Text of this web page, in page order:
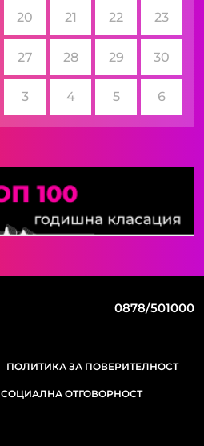
20 21 22 23
27 28 29 30
3 4 5 6
0878/501000
ПОЛИТИКА ЗА ПОВЕРИТЕЛНОСТ
СОЦИАЛНА ОТГОВОРНОСТ